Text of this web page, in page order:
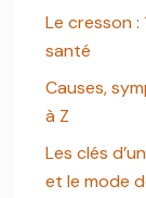
Le cresson
santé
Causes,
à Z
Les clés
et le mode